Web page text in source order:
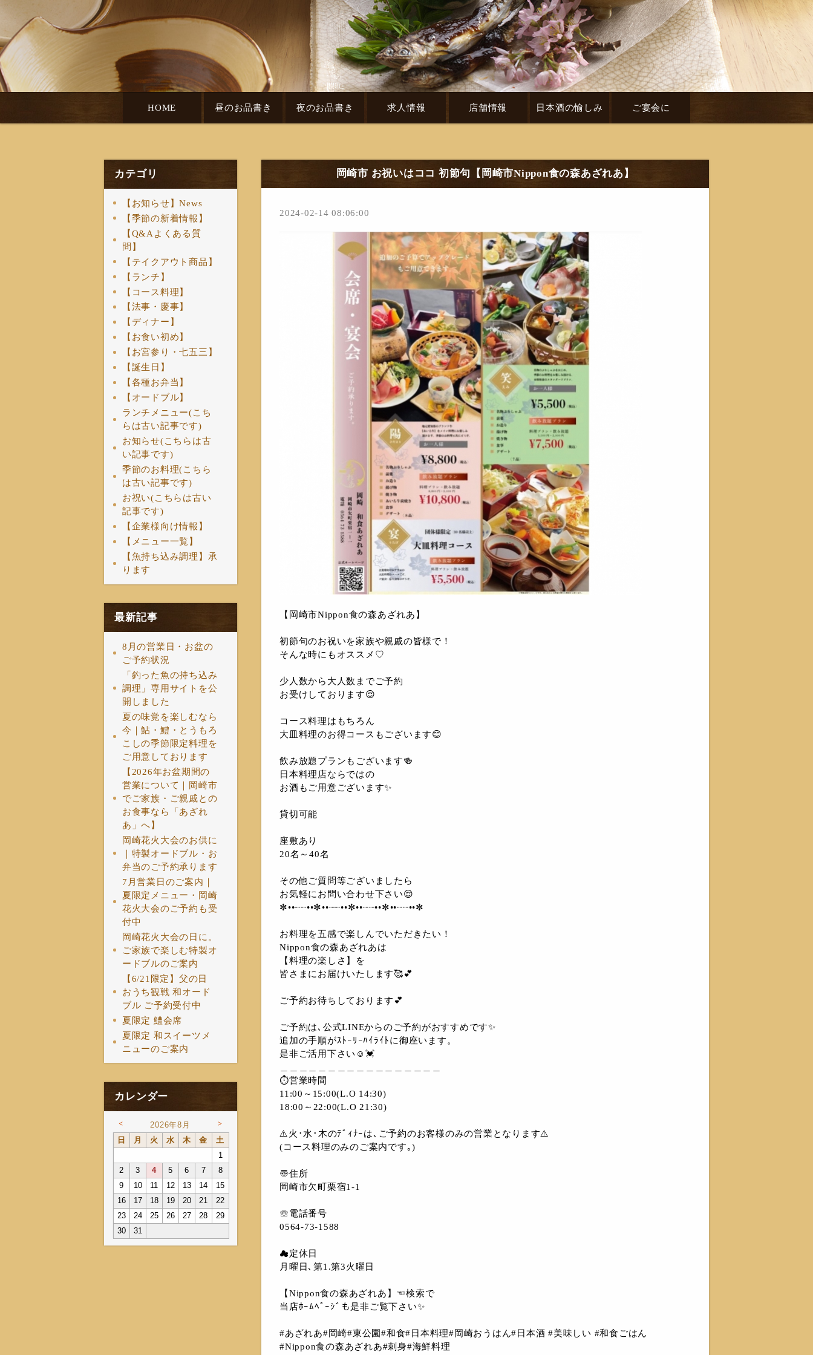
HOME 昼のお品書き 夜のお品書き 求人情報 店舗情報 日本酒の愉しみ ご宴会に
カテゴリ
【お知らせ】News
【季節の新着情報】
【Q&Aよくある質
問】
【テイクアウト商品】
【ランチ】
【コース料理】
【法事・慶事】
【ディナー】
【お食い初め】
【お宮参り・七五三】
【誕生日】
【各種お弁当】
【オードブル】
ランチメニュー(こち
らは古い記事です)
お知らせ(こちらは古
い記事です)
季節のお料理(こちら
は古い記事です)
お祝い(こちらは古い
記事です)
【企業様向け情報】
【メニュー一覧】
【魚持ち込み調理】承
ります
最新記事
8月の営業日・お盆の
ご予約状況
「釣った魚の持ち込み
調理」専用サイトを公
開しました
夏の味覚を楽しむなら
今｜鮎・鱧・とうもろ
こしの季節限定料理を
ご用意しております
【2026年お盆期間の
営業について｜岡崎市
でご家族・ご親戚との
お食事なら「あざれ
あ」へ】
岡崎花火大会のお供に
｜特製オードブル・お
弁当のご予約承ります
7月営業日のご案内｜
夏限定メニュー・岡崎
花火大会のご予約も受
付中
岡崎花火大会の日に。
ご家族で楽しむ特製オ
ードブルのご案内
【6/21限定】父の日
おうち観戦 和オード
ブル ご予約受付中
夏限定 鱧会席
夏限定 和スイーツメ
ニューのご案内
カレンダー
< 2026年8月 >
日 月 火 水 木 金
土
1
2
3 4 5 6 7
8
9
10 11 12 13 14
15
16
17 18 19 20 21
22
23
24 25 26 27 28
29
30
31
岡崎市 お祝いはココ 初節句【岡崎市Nippon食の森あざれあ】
2024-02-14 08:06:00
【岡崎市Nippon食の森あざれあ】
初節句のお祝いを家族や親戚の皆様で！
そんな時にもオススメ♡
少人数から大人数までご予約
お受けしております😌
コース料理はもちろん
大皿料理のお得コースもございます😊
飲み放題プランもございます🍻
日本料理店ならではの
お酒もご用意ございます✨
貸切可能
座敷あり
20名～40名
その他ご質問等ございましたら
お気軽にお問い合わせ下さい😌
✼••┈┈••✼••┈┈••✼••┈┈••✼••┈┈••✼
お料理を五感で楽しんでいただきたい！
Nippon食の森あざれあは
【料理の楽しさ】を
皆さまにお届けいたします🥰💕
ご予約お待ちしております💕
ご予約は､公式LINEからのご予約がおすすめです✨
追加の手順がｽﾄｰﾘｰﾊｲﾗｲﾄに御座います。
是非ご活用下さい☺️💓
⏱営業時間
11:00～15:00(L.O 14:30)
18:00～22:00(L.O 21:30)
⚠️火･水･木のﾃﾞｨﾅｰは､ご予約のお客様のみの営業となります⚠️
(コース料理のみのご案内です｡)
〠住所
岡崎市欠町栗宿1-1
☏電話番号
0564-73-1588
☁︎定休日
月曜日､第1.第3火曜日
【Nippon食の森あざれあ】☜検索で
当店ﾎｰﾑﾍﾟｰｼﾞも是非ご覧下さい✨
#あざれあ#岡崎#東公園#和食#日本料理#岡崎おうはん#日本酒 #美味しい #和食ごはん
#Nippon食の森あざれあ#刺身#海鮮料理